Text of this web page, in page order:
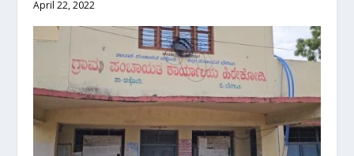
April 22, 2022